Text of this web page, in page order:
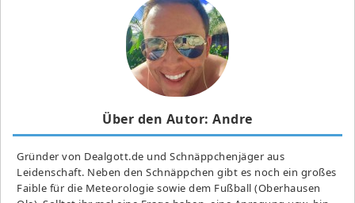
Über den Autor: Andre
Gründer von Dealgott.de und Schnäppchenjäger aus
Leidenschaft. Neben den Schnäppchen gibt es noch ein großes
Fai­ble für die Meteorologie sowie dem Fußball (Oberhausen